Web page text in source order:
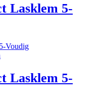
Lasklem 5-
Lasklem 5-